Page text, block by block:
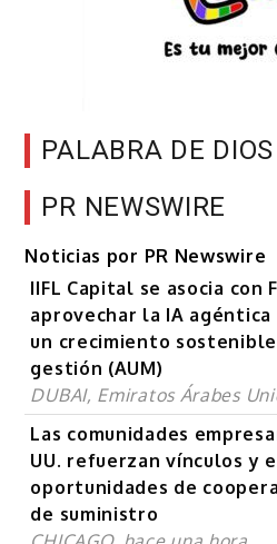
PALABRA DE DIOS
PR NEWSWIRE
Noticias por PR Newswire
IIFL Capital se asocia con
aprovechar la IA
un crecimiento
gestión (AUM)
DUBAI, Emiratos Árabes
Las comunidades
UU. refuerzan vínculos y
oportunidades de
de suministro